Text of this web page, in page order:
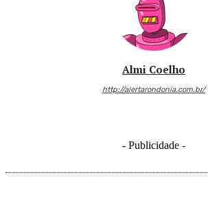
Almi Coelho
http://alertarondonia.com.br/
- Publicidade -